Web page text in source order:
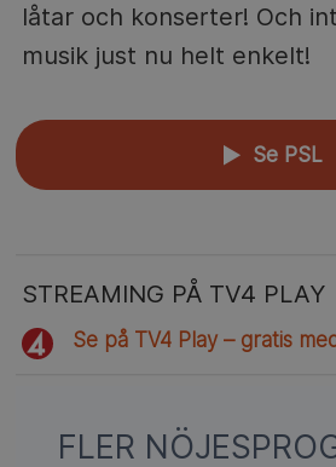
låtar och konserter! Och
musik just nu helt enkelt!
▲ Se PSL
STREAMING PÅ TV4 PLAY
Se på TV4 Play – gratis
FLER